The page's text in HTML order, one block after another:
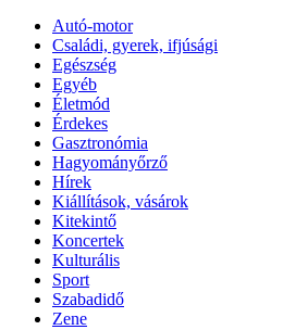
Autó-motor
Családi, gyerek, ifjúsági
Egészség
Egyéb
Életmód
Érdekes
Gasztronómia
Hagyományőrző
Hírek
Kiállítások, vásárok
Kitekintő
Koncertek
Kulturális
Sport
Szabadidő
Zene